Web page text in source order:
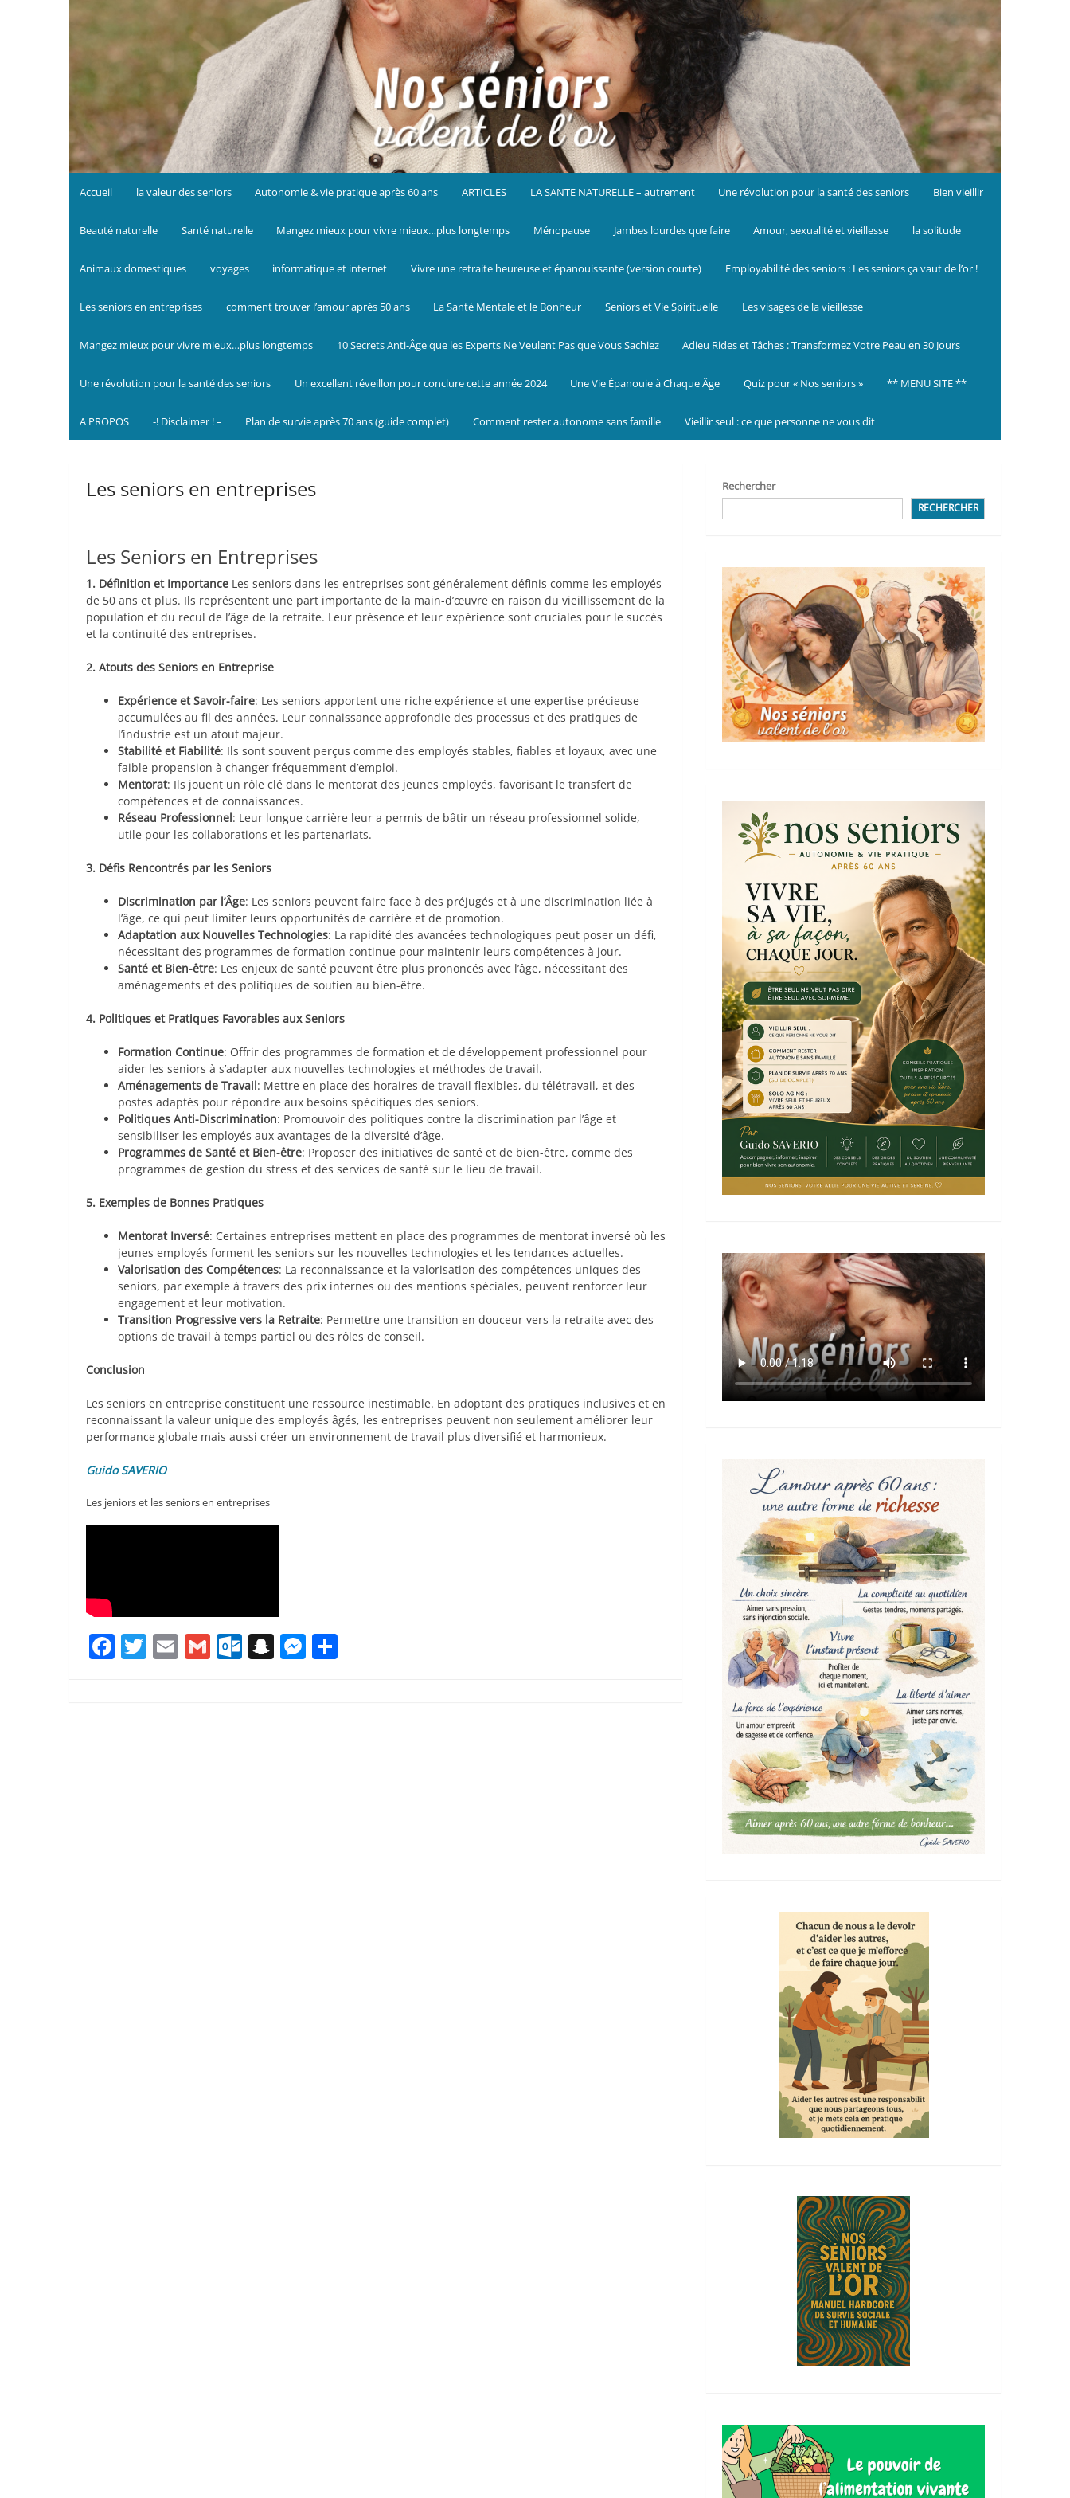
Accueil la valeur des seniors Autonomie & vie pratique après 60 ans ARTICLES LA SANTE NATURELLE – autrement Une révolution pour la santé des seniors Bien vieillir
Beauté naturelle Santé naturelle Mangez mieux pour vivre mieux…plus longtemps Ménopause Jambes lourdes que faire Amour, sexualité et vieillesse la solitude
Animaux domestiques voyages informatique et internet Vivre une retraite heureuse et épanouissante (version courte) Employabilité des seniors : Les seniors ça vaut de l’or !
Les seniors en entreprises comment trouver l’amour après 50 ans La Santé Mentale et le Bonheur Seniors et Vie Spirituelle Les visages de la vieillesse
Mangez mieux pour vivre mieux…plus longtemps 10 Secrets Anti-Âge que les Experts Ne Veulent Pas que Vous Sachiez Adieu Rides et Tâches : Transformez Votre Peau en 30 Jours
Une révolution pour la santé des seniors Un excellent réveillon pour conclure cette année 2024 Une Vie Épanouie à Chaque Âge Quiz pour « Nos seniors » ** MENU SITE **
A PROPOS -! Disclaimer ! – Plan de survie après 70 ans (guide complet) Comment rester autonome sans famille Vieillir seul : ce que personne ne vous dit
Les seniors en entreprises
Les Seniors en Entreprises
1. Définition et Importance Les seniors dans les entreprises sont généralement définis comme les employés
de 50 ans et plus. Ils représentent une part importante de la main-d’œuvre en raison du vieillissement de la
population et du recul de l’âge de la retraite. Leur présence et leur expérience sont cruciales pour le succès
et la continuité des entreprises.
2. Atouts des Seniors en Entreprise
Expérience et Savoir-faire: Les seniors apportent une riche expérience et une expertise précieuse
accumulées au fil des années. Leur connaissance approfondie des processus et des pratiques de
l’industrie est un atout majeur.
Stabilité et Fiabilité: Ils sont souvent perçus comme des employés stables, fiables et loyaux, avec une
faible propension à changer fréquemment d’emploi.
Mentorat: Ils jouent un rôle clé dans le mentorat des jeunes employés, favorisant le transfert de
compétences et de connaissances.
Réseau Professionnel: Leur longue carrière leur a permis de bâtir un réseau professionnel solide,
utile pour les collaborations et les partenariats.
3. Défis Rencontrés par les Seniors
Discrimination par l’Âge: Les seniors peuvent faire face à des préjugés et à une discrimination liée à
l’âge, ce qui peut limiter leurs opportunités de carrière et de promotion.
Adaptation aux Nouvelles Technologies: La rapidité des avancées technologiques peut poser un défi,
nécessitant des programmes de formation continue pour maintenir leurs compétences à jour.
Santé et Bien-être: Les enjeux de santé peuvent être plus prononcés avec l’âge, nécessitant des
aménagements et des politiques de soutien au bien-être.
4. Politiques et Pratiques Favorables aux Seniors
Formation Continue: Offrir des programmes de formation et de développement professionnel pour
aider les seniors à s’adapter aux nouvelles technologies et méthodes de travail.
Aménagements de Travail: Mettre en place des horaires de travail flexibles, du télétravail, et des
postes adaptés pour répondre aux besoins spécifiques des seniors.
Politiques Anti-Discrimination: Promouvoir des politiques contre la discrimination par l’âge et
sensibiliser les employés aux avantages de la diversité d’âge.
Programmes de Santé et Bien-être: Proposer des initiatives de santé et de bien-être, comme des
programmes de gestion du stress et des services de santé sur le lieu de travail.
5. Exemples de Bonnes Pratiques
Mentorat Inversé: Certaines entreprises mettent en place des programmes de mentorat inversé où les
jeunes employés forment les seniors sur les nouvelles technologies et les tendances actuelles.
Valorisation des Compétences: La reconnaissance et la valorisation des compétences uniques des
seniors, par exemple à travers des prix internes ou des mentions spéciales, peuvent renforcer leur
engagement et leur motivation.
Transition Progressive vers la Retraite: Permettre une transition en douceur vers la retraite avec des
options de travail à temps partiel ou des rôles de conseil.
Conclusion
Les seniors en entreprise constituent une ressource inestimable. En adoptant des pratiques inclusives et en
reconnaissant la valeur unique des employés âgés, les entreprises peuvent non seulement améliorer leur
performance globale mais aussi créer un environnement de travail plus diversifié et harmonieux.
Guido SAVERIO
Les jeniors et les seniors en entreprises
Facebook
Twitter
EmailGmailOutlook.com
Snapchat
Messenger
Rechercher
RECHERCHER